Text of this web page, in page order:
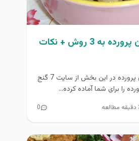
طرز تهیه زیتون پرورده به 3 روش + نكات
آموزش تهیه زیتون پرورده در این بخش از سایت 7 گنج
را برای شما آماده کرده...
0